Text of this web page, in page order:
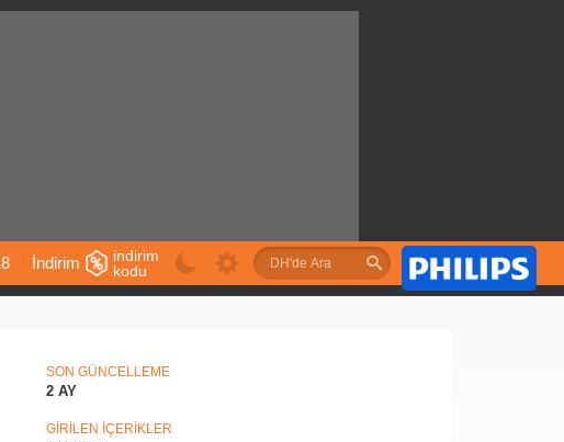
İndirim
Önerileri
indirim
kodu
SON GÜNCELLEME
2 AY
GİRİLEN İÇERİKLER